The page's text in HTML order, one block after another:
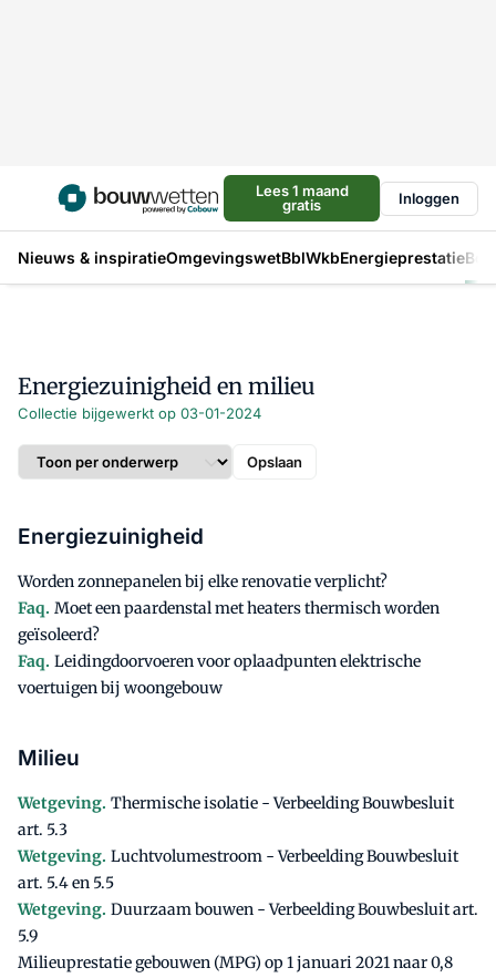
Lees 1 maand
gratis
Inloggen
Nieuws & inspiratieOmgevingswetBblWkbEnergieprestatie
Energiezuinigheid en milieu
Collectie bijgewerkt op 03-01-2024
Opslaan
Energiezuinigheid
Worden zonnepanelen bij elke renovatie verplicht?
Faq. Moet een paardenstal met heaters thermisch worden
geïsoleerd?
Faq. Leidingdoorvoeren voor oplaadpunten elektrische
voertuigen bij woongebouw
Milieu
Wetgeving. Thermische isolatie - Verbeelding Bouwbesluit
art. 5.3
Wetgeving. Luchtvolumestroom - Verbeelding Bouwbesluit
art. 5.4 en 5.5
Wetgeving. Duurzaam bouwen - Verbeelding Bouwbesluit art.
5.9
Milieuprestatie gebouwen (MPG) op 1 januari 2021 naar 0,8